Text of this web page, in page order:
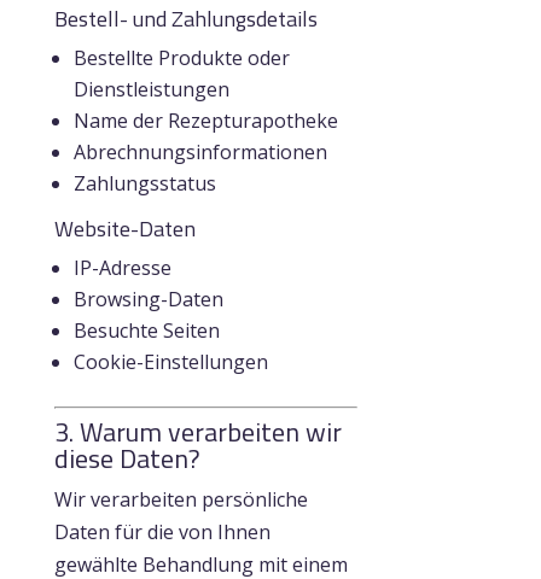
Bestell- und Zahlungsdetails
Bestellte Produkte oder
Dienstleistungen
Name der Rezepturapotheke
Abrechnungsinformationen
Zahlungsstatus
Website-Daten
IP-Adresse
Browsing-Daten
Besuchte Seiten
Cookie-Einstellungen
3. Warum verarbeiten wir
diese Daten?
Wir verarbeiten persönliche
Daten für die von Ihnen
gewählte Behandlung mit einem